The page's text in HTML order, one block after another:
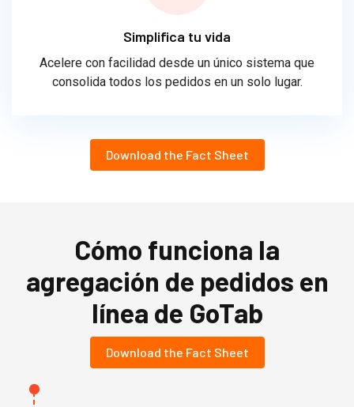
Simplifica tu vida
Acelere con facilidad desde un único sistema que
consolida todos los pedidos en un solo lugar.
Download the Fact Sheet
Cómo funciona la
agregación de pedidos en
línea de GoTab
Download the Fact Sheet